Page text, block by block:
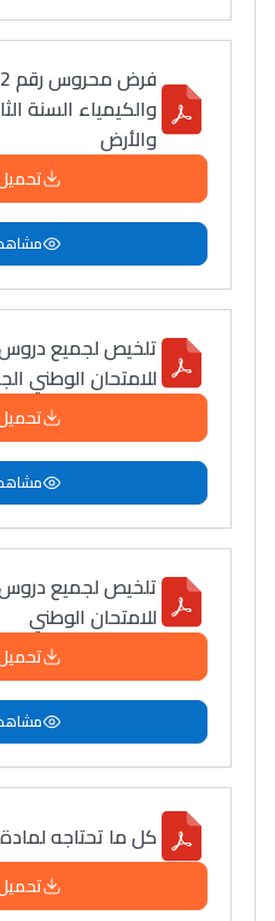
التعليم الثانوي
au Maroc
التعليم الثانوي
78 Sujets
Vidéos
89 Interviews/Vidéos
دليل المهن
ما يزيد عن 149 مهنة
دليل التوجيه
التوجيه بالثانوي و الإعدادي
والكيمياء السنة
والأرض
تلخيص لجميع دروس
للامتحان الوطني
تلخيص لجميع دروس
للامتحان الوطني
كل ما تحتاجه لمادة